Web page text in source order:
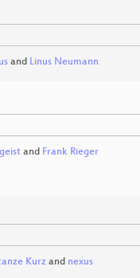
and Linus Neumann
and Frank Rieger
Kurz and nexus